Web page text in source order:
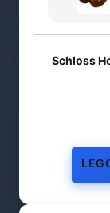
Schloss